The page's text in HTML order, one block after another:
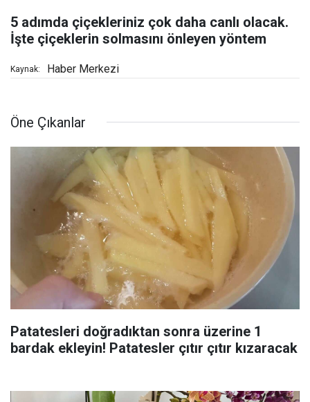
5 adımda çiçekleriniz çok daha canlı olacak.
İşte çiçeklerin solmasını önleyen yöntem
Kaynak: Haber Merkezi
Öne Çıkanlar
Patatesleri doğradıktan sonra üzerine 1
bardak ekleyin! Patatesler çıtır çıtır kızaracak